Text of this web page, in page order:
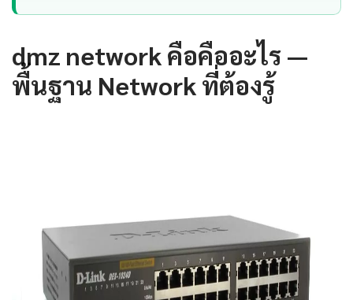
dmz network คือคืออะไร —
พื้นฐาน Network ที่ต้องรู้